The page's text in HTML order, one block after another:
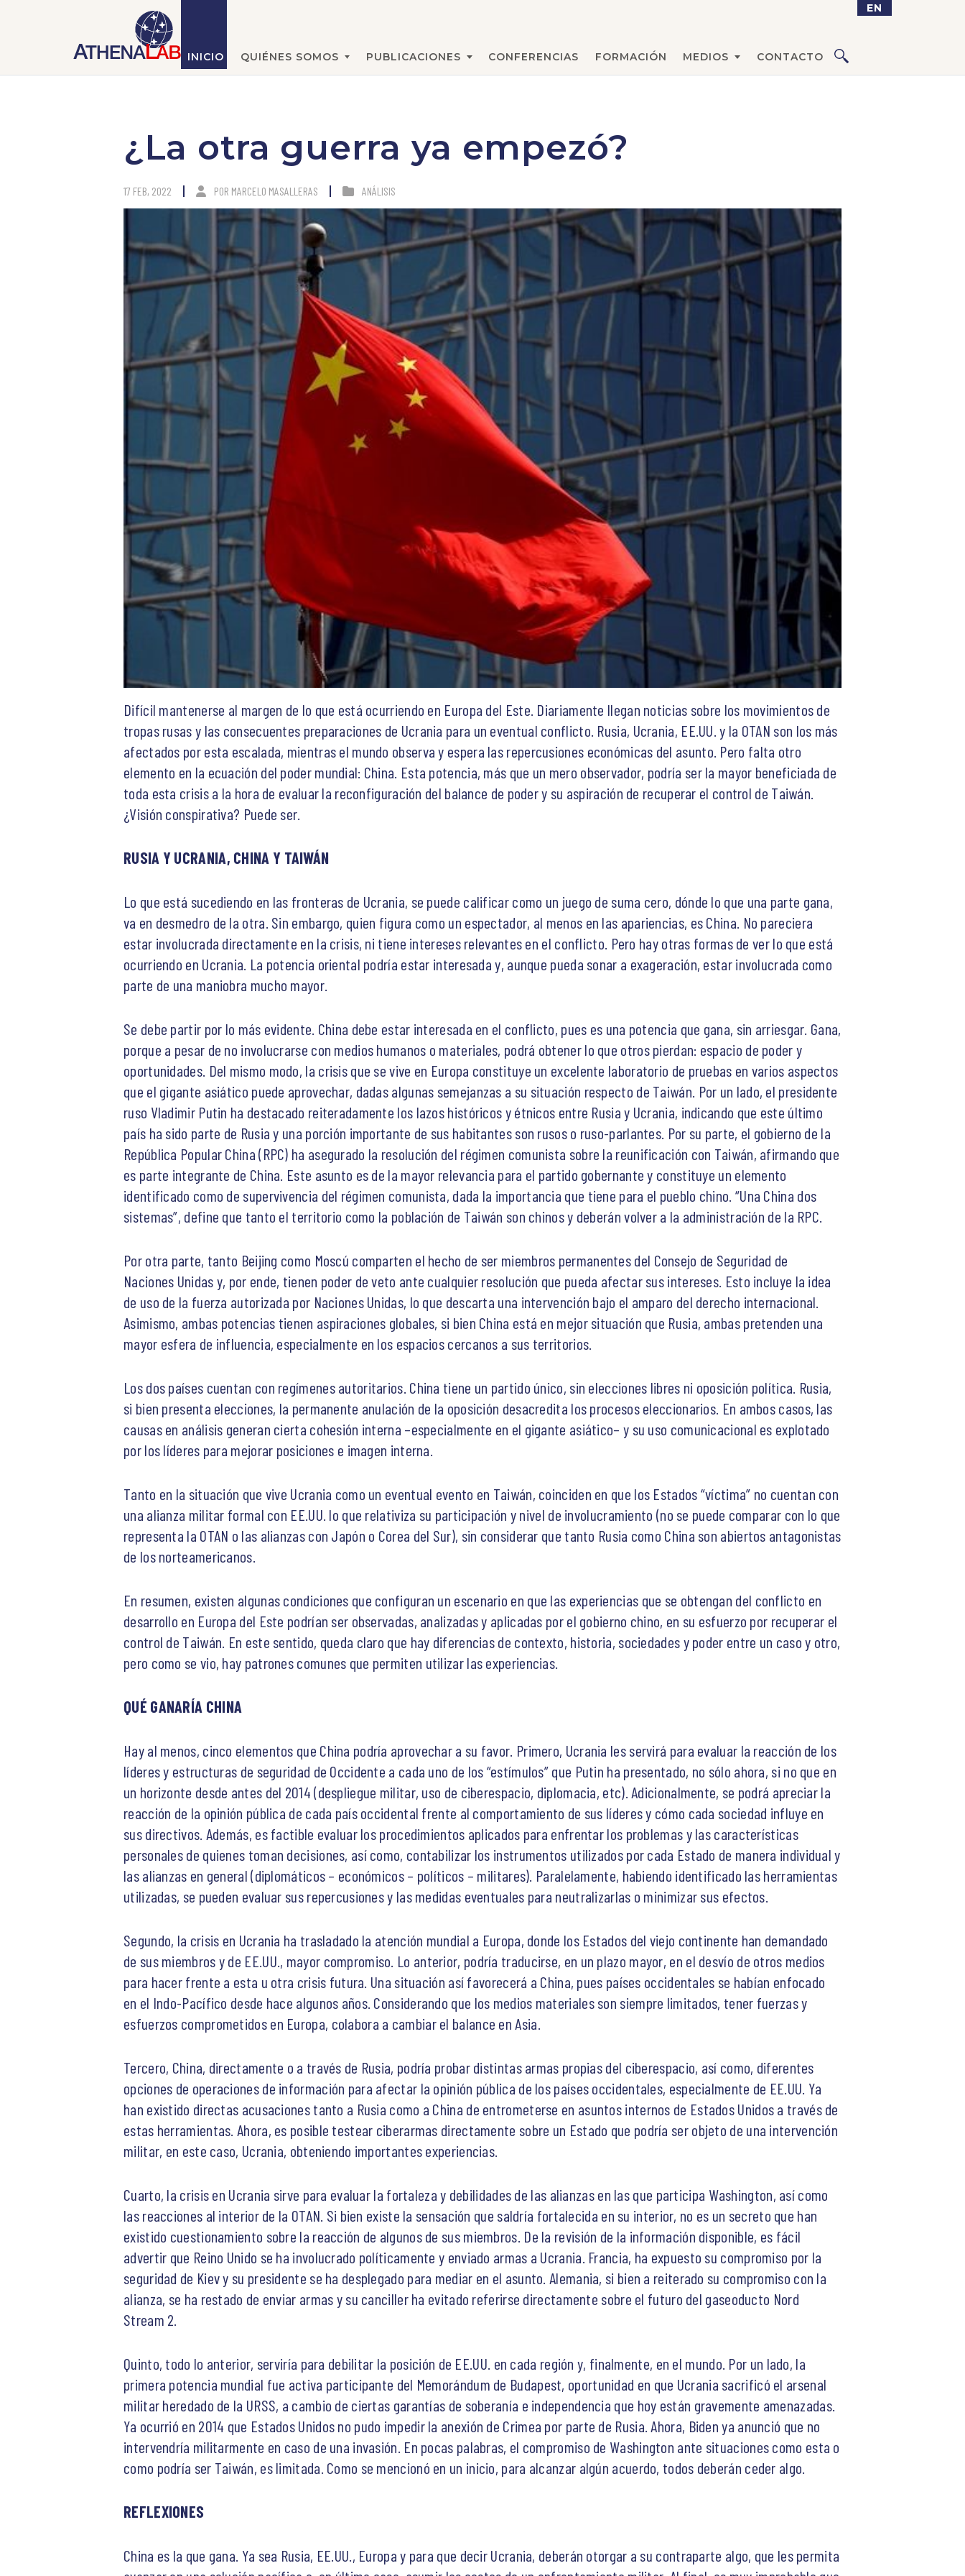
INICIO QUIÉNES SOMOS PUBLICACIONES CONFERENCIAS FORMACIÓN MEDIOS CONTACTO
BUSCAR
EN
¿La otra guerra ya empezó?
17 FEB, 2022 POR MARCELO MASALLERAS ANÁLISIS
Difícil mantenerse al margen de lo que está ocurriendo en Europa del Este. Diariamente llegan noticias sobre los movimientos de
tropas rusas y las consecuentes preparaciones de Ucrania para un eventual conflicto. Rusia, Ucrania, EE.UU. y la OTAN son los más
afectados por esta escalada, mientras el mundo observa y espera las repercusiones económicas del asunto. Pero falta otro
elemento en la ecuación del poder mundial: China. Esta potencia, más que un mero observador, podría ser la mayor beneficiada de
toda esta crisis a la hora de evaluar la reconfiguración del balance de poder y su aspiración de recuperar el control de Taiwán.
¿Visión conspirativa? Puede ser.
RUSIA Y UCRANIA, CHINA Y TAIWÁN
Lo que está sucediendo en las fronteras de Ucrania, se puede calificar como un juego de suma cero, dónde lo que una parte gana,
va en desmedro de la otra. Sin embargo, quien figura como un espectador, al menos en las apariencias, es China. No pareciera
estar involucrada directamente en la crisis, ni tiene intereses relevantes en el conflicto. Pero hay otras formas de ver lo que está
ocurriendo en Ucrania. La potencia oriental podría estar interesada y, aunque pueda sonar a exageración, estar involucrada como
parte de una maniobra mucho mayor.
Se debe partir por lo más evidente. China debe estar interesada en el conflicto, pues es una potencia que gana, sin arriesgar. Gana,
porque a pesar de no involucrarse con medios humanos o materiales, podrá obtener lo que otros pierdan: espacio de poder y
oportunidades. Del mismo modo, la crisis que se vive en Europa constituye un excelente laboratorio de pruebas en varios aspectos
que el gigante asiático puede aprovechar, dadas algunas semejanzas a su situación respecto de Taiwán. Por un lado, el presidente
ruso Vladimir Putin ha destacado reiteradamente los lazos históricos y étnicos entre Rusia y Ucrania, indicando que este último
país ha sido parte de Rusia y una porción importante de sus habitantes son rusos o ruso-parlantes. Por su parte, el gobierno de la
República Popular China (RPC) ha asegurado la resolución del régimen comunista sobre la reunificación con Taiwán, afirmando que
es parte integrante de China. Este asunto es de la mayor relevancia para el partido gobernante y constituye un elemento
identificado como de supervivencia del régimen comunista, dada la importancia que tiene para el pueblo chino. “Una China dos
sistemas”, define que tanto el territorio como la población de Taiwán son chinos y deberán volver a la administración de la RPC.
Por otra parte, tanto Beijing como Moscú comparten el hecho de ser miembros permanentes del Consejo de Seguridad de
Naciones Unidas y, por ende, tienen poder de veto ante cualquier resolución que pueda afectar sus intereses. Esto incluye la idea
de uso de la fuerza autorizada por Naciones Unidas, lo que descarta una intervención bajo el amparo del derecho internacional.
Asimismo, ambas potencias tienen aspiraciones globales, si bien China está en mejor situación que Rusia, ambas pretenden una
mayor esfera de influencia, especialmente en los espacios cercanos a sus territorios.
Los dos países cuentan con regímenes autoritarios. China tiene un partido único, sin elecciones libres ni oposición política. Rusia,
si bien presenta elecciones, la permanente anulación de la oposición desacredita los procesos eleccionarios. En ambos casos, las
causas en análisis generan cierta cohesión interna –especialmente en el gigante asiático– y su uso comunicacional es explotado
por los líderes para mejorar posiciones e imagen interna.
Tanto en la situación que vive Ucrania como un eventual evento en Taiwán, coinciden en que los Estados “víctima” no cuentan con
una alianza militar formal con EE.UU. lo que relativiza su participación y nivel de involucramiento (no se puede comparar con lo que
representa la OTAN o las alianzas con Japón o Corea del Sur), sin considerar que tanto Rusia como China son abiertos antagonistas
de los norteamericanos.
En resumen, existen algunas condiciones que configuran un escenario en que las experiencias que se obtengan del conflicto en
desarrollo en Europa del Este podrían ser observadas, analizadas y aplicadas por el gobierno chino, en su esfuerzo por recuperar el
control de Taiwán. En este sentido, queda claro que hay diferencias de contexto, historia, sociedades y poder entre un caso y otro,
pero como se vio, hay patrones comunes que permiten utilizar las experiencias.
QUÉ GANARÍA CHINA
Hay al menos, cinco elementos que China podría aprovechar a su favor. Primero, Ucrania les servirá para evaluar la reacción de los
líderes y estructuras de seguridad de Occidente a cada uno de los “estímulos” que Putin ha presentado, no sólo ahora, si no que en
un horizonte desde antes del 2014 (despliegue militar, uso de ciberespacio, diplomacia, etc). Adicionalmente, se podrá apreciar la
reacción de la opinión pública de cada país occidental frente al comportamiento de sus líderes y cómo cada sociedad influye en
sus directivos. Además, es factible evaluar los procedimientos aplicados para enfrentar los problemas y las características
personales de quienes toman decisiones, así como, contabilizar los instrumentos utilizados por cada Estado de manera individual y
las alianzas en general (diplomáticos – económicos – políticos – militares). Paralelamente, habiendo identificado las herramientas
utilizadas, se pueden evaluar sus repercusiones y las medidas eventuales para neutralizarlas o minimizar sus efectos.
Segundo, la crisis en Ucrania ha trasladado la atención mundial a Europa, donde los Estados del viejo continente han demandado
de sus miembros y de EE.UU., mayor compromiso. Lo anterior, podría traducirse, en un plazo mayor, en el desvío de otros medios
para hacer frente a esta u otra crisis futura. Una situación así favorecerá a China, pues países occidentales se habían enfocado
en el Indo-Pacífico desde hace algunos años. Considerando que los medios materiales son siempre limitados, tener fuerzas y
esfuerzos comprometidos en Europa, colabora a cambiar el balance en Asia.
Tercero, China, directamente o a través de Rusia, podría probar distintas armas propias del ciberespacio, así como, diferentes
opciones de operaciones de información para afectar la opinión pública de los países occidentales, especialmente de EE.UU. Ya
han existido directas acusaciones tanto a Rusia como a China de entrometerse en asuntos internos de Estados Unidos a través de
estas herramientas. Ahora, es posible testear ciberarmas directamente sobre un Estado que podría ser objeto de una intervención
militar, en este caso, Ucrania, obteniendo importantes experiencias.
Cuarto, la crisis en Ucrania sirve para evaluar la fortaleza y debilidades de las alianzas en las que participa Washington, así como
las reacciones al interior de la OTAN. Si bien existe la sensación que saldría fortalecida en su interior, no es un secreto que han
existido cuestionamiento sobre la reacción de algunos de sus miembros. De la revisión de la información disponible, es fácil
advertir que Reino Unido se ha involucrado políticamente y enviado armas a Ucrania. Francia, ha expuesto su compromiso por la
seguridad de Kiev y su presidente se ha desplegado para mediar en el asunto. Alemania, si bien a reiterado su compromiso con la
alianza, se ha restado de enviar armas y su canciller ha evitado referirse directamente sobre el futuro del gaseoducto Nord
Stream 2.
Quinto, todo lo anterior, serviría para debilitar la posición de EE.UU. en cada región y, finalmente, en el mundo. Por un lado, la
primera potencia mundial fue activa participante del Memorándum de Budapest, oportunidad en que Ucrania sacrificó el arsenal
militar heredado de la URSS, a cambio de ciertas garantías de soberanía e independencia que hoy están gravemente amenazadas.
Ya ocurrió en 2014 que Estados Unidos no pudo impedir la anexión de Crimea por parte de Rusia. Ahora, Biden ya anunció que no
intervendría militarmente en caso de una invasión. En pocas palabras, el compromiso de Washington ante situaciones como esta o
como podría ser Taiwán, es limitada. Como se mencionó en un inicio, para alcanzar algún acuerdo, todos deberán ceder algo.
REFLEXIONES
China es la que gana. Ya sea Rusia, EE.UU., Europa y para que decir Ucrania, deberán otorgar a su contraparte algo, que les permita